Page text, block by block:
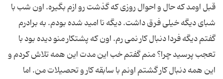
قبل اومد که حال و احوال روزی که گذشت رو ازم بگیره. اون شب با
شبای دیگه خیلی فرق داشت. دیگه نا امید شده بودم. به برادرم
گفتم دیگه فردا دنبال کار نمی رم. اون که پشتکار منو دیده بود با
تعجب پرسید چرا؟ منم گفتم خب این مدت این همه تلاش کردم و
این همه دنبال کار گشتم اونم با سابقه کار و تحصیلات من. اما